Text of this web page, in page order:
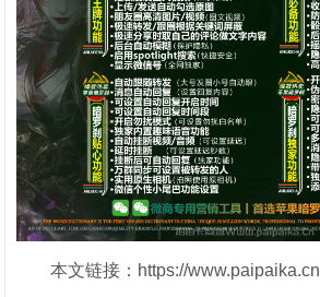
本文链接：https://